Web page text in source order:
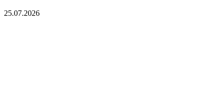
25.07.2026